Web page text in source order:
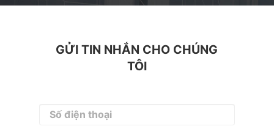
GỬI TIN NHẮN CHO CHÚNG
TÔI